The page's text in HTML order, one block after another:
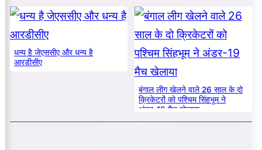
धन्य है जेएससीए और धन्य है
आरडीसीए
बंगाल लीग खेलने वाले 26 साल के दो
क्रिकेटरों को पश्चिम सिंहभूम ने
अंडर-19 मैच खेलाया